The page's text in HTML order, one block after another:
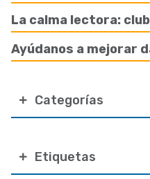
La calma lectora:
Ayúdanos a mejorar
Categorías
Etiquetas